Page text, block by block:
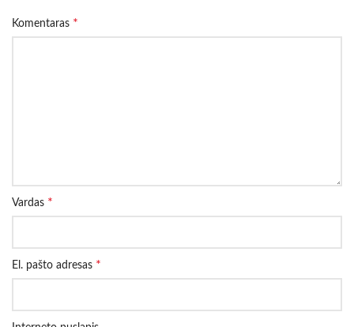
Komentaras *
Vardas *
El. pašto adresas *